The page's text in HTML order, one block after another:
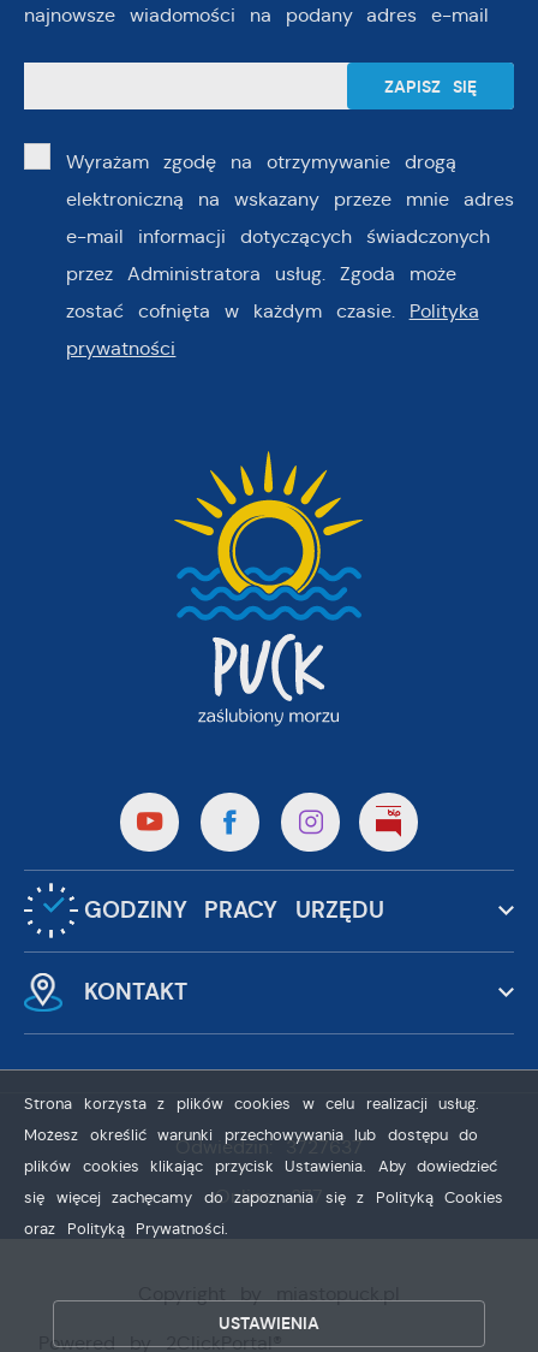
najnowsze wiadomości na podany adres e-mail
Wyrażam zgodę na otrzymywanie drogą
elektroniczną na wskazany przeze mnie adres
e-mail informacji dotyczących świadczonych
przez Administratora usług. Zgoda może
zostać cofnięta w każdym czasie. Polityka
prywatności
GODZINY PRACY URZĘDU
KONTAKT
Odwiedzin: 3727637
Online: 377
Powered by2ClickPortal®
Strona korzysta z plików cookies w celu realizacji usług.
Możesz określić warunki przechowywania lub dostępu do
plików cookies klikając przycisk Ustawienia. Aby dowiedzieć
się więcej zachęcamy do zapoznania się z Polityką Cookies
oraz Polityką Prywatności.
USTAWIENIA